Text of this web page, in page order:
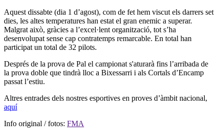
Aquest dissabte (dia 1 d’agost), com de fet hem viscut els darrers set
dies, les altes temperatures han estat el gran enemic a superar.
Malgrat això, gràcies a l’excel·lent organització, tot s’ha
desenvolupat sense cap contratemps remarcable. En total han
participat un total de 32 pilots.
Després de la prova de Pal el campionat s'aturarà fins l’arribada de
la prova doble que tindrà lloc a Bixessarri i als Cortals d’Encamp
passat l’estiu.
Altres entrades dels nostres esportives en proves d’àmbit nacional,
aquí
Info original / fotos: FMA